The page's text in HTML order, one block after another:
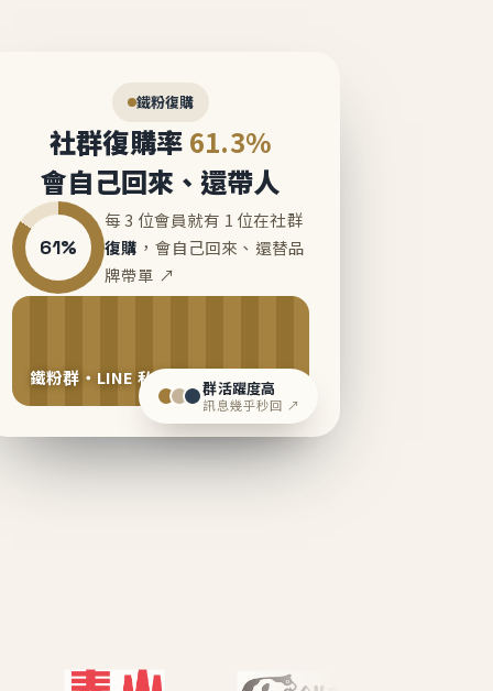
鐵粉復購
社群復購率 61.3%
會自己回來、還帶人
61%
每 3 位會員就有 1 位在社群
復購 ，會自己回來、還替品
牌帶單 ↗
鐵粉群・LINE 私域運營中群活躍度高
訊息幾乎秒回 ↗